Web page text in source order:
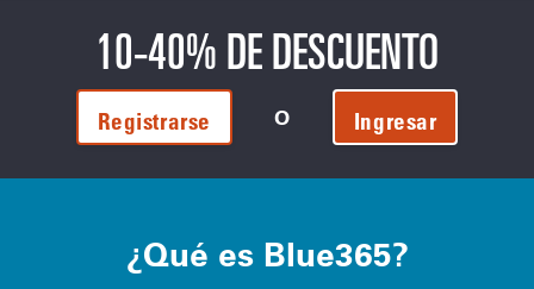
10-40% DE DESCUENTO
Registrarse O Ingresar
¿Qué es Blue365?